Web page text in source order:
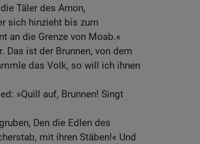
Täler des Arnon,
sich hinzieht bis zum
an die Grenze von Moab.«
Das ist der Brunnen, von dem
das Volk, so will ich ihnen
»Quill auf, Brunnen! Singt
Den die Edlen des
mit ihren Stäben!« Und